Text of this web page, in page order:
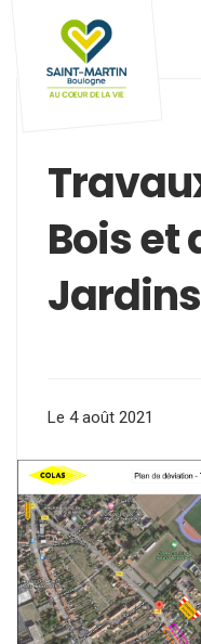
Bois et
Le 4 août 2021